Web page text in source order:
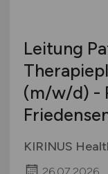
Leitung
(m/w/d) -
KIRINUS
26.07.2026